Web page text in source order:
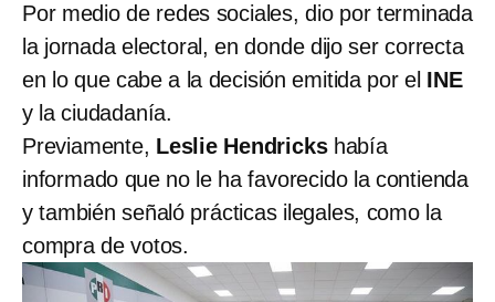
Por medio de redes sociales, dio por terminada
la jornada electoral, en donde dijo ser correcta
en lo que cabe a la decisión emitida por el INE
y la ciudadanía.
Previamente, Leslie Hendrickshabía
informado que no le ha favorecido la contienda
y también señaló prácticas ilegales, como la
compra de votos.